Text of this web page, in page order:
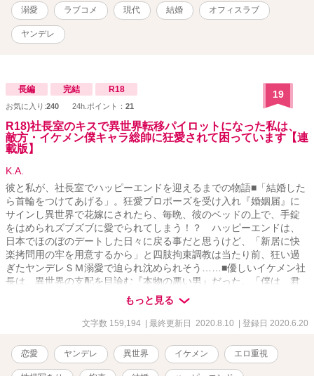
溺愛 ラブコメ 現代 結婚 オフィスラブ
ヤンデレ
長編 完結 R18
お気に入り:240 24h.ポイント： 21
19
R18)社長室のキスで異世界転移パイロットになった私は、
敵方・イケメン僕キャラ総帥に狂愛されて困っています【連
載版】
K.A.
彼と私が、社長室でハッピーエンドを迎えるまでの物語■「結婚した
ら首輪をつけてあげる」。狂愛プロポーズを受け入れ『婚姻届』に
サインし異世界で花嫁にされたら、毎晩、彼のベッドの上で、手錠
をはめられズブズブに愛でられてしまう！？ ハッピーエンドは、
日本でほのぼのデートした日々に戻る事だと思うけど、「新居に快
楽拷問用の牢を用意するから」と四肢拘束調教は当たり前、狂い過
ぎたヤンデレＳＭ溺愛で迫られ沈められそう……■優しいイケメン社
長は、異世界の支配を目論む『本物の悪い男』だった。「僕は、君
の心と体がほしい」。冴えないＯＬの私がイケメン社長とキスした
ら異世界へと送られパイロットに。戦闘で捕虜になり、目をさます
とそこには科学者にして敵のエース・パイロットにして、悪の総帥
私の口の中に、彼の舌が入り込み……■■「僕の妻になる為にすべて
忘れて」と言われながら洗脳装置に縛られたり、敵イケメンから、
もっと見る
文字数 159,194 | 最終更新日 2020.8.10 | 登録日 2020.6.20
恋愛 ヤンデレ 異世界 イケメン エロ重視